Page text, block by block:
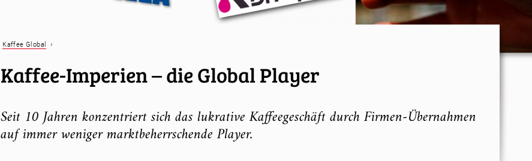
Kaffee Global ›
Kaffee-Imperien – die Global Player
Seit 10 Jahren konzentriert sich das lukrative Kaffeegeschäft durch Firmen-Übernahmen
auf immer weniger marktbeherrschende Player.